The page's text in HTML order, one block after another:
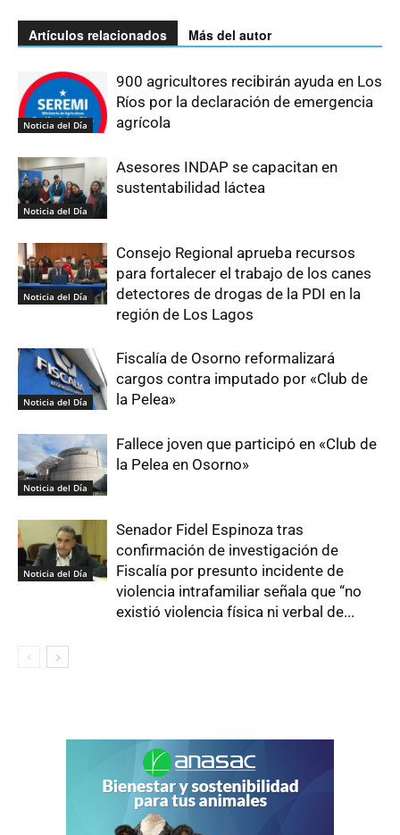
Artículos relacionados Más del autor
Noticia del Día
900 agricultores recibirán ayuda en Los
Ríos por la declaración de emergencia
agrícola
Noticia del Día
Asesores INDAP se capacitan en
sustentabilidad láctea
Noticia del Día
Consejo Regional aprueba recursos
para fortalecer el trabajo de los canes
detectores de drogas de la PDI en la
región de Los Lagos
Noticia del Día
Fiscalía de Osorno reformalizará
cargos contra imputado por «Club de
la Pelea»
Noticia del Día
Fallece joven que participó en «Club de
la Pelea en Osorno»
Noticia del Día
Senador Fidel Espinoza tras
confirmación de investigación de
Fiscalía por presunto incidente de
violencia intrafamiliar señala que “no
existió violencia física ni verbal de...